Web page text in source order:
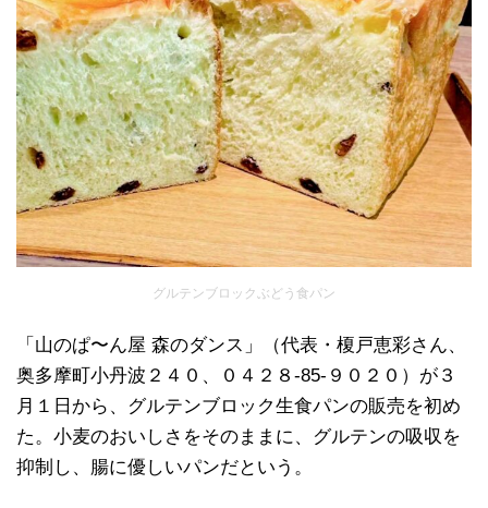
グルテンブロックぶどう食パン
「山のぱ〜ん屋 森のダンス」（代表・榎戸恵彩さん、
奥多摩町小丹波２４０、０４２８‐85‐９０２０）が３
月１日から、グルテンブロック生食パンの販売を初め
た。小麦のおいしさをそのままに、グルテンの吸収を
抑制し、腸に優しいパンだという。